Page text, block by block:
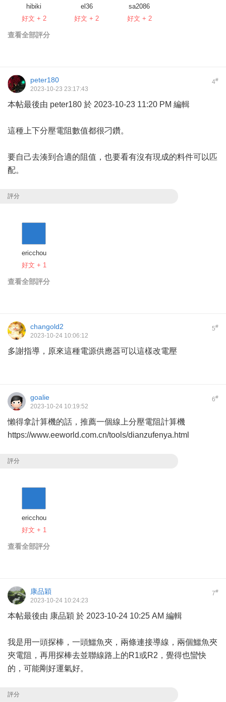
hibiki
好文 + 2
el36
好文 + 2
sa2086
好文 + 2
查看全部評分
4#
peter180
2023-10-23 23:17:43
本帖最後由 peter180 於 2023-10-23 11:20 PM 編輯
這種上下分壓電阻數值都很刁鑽。
要自己去湊到合適的阻值，也要看有沒有現成的料件可以匹
配。
評分
ericchou
好文 + 1
查看全部評分
5#
changold2
2023-10-24 10:06:12
多謝指導，原來這種電源供應器可以這樣改電壓
6#
goalie
2023-10-24 10:19:52
懶得拿計算機的話，推薦一個線上分壓電阻計算機
https://www.eeworld.com.cn/tools/dianzufenya.html
評分
ericchou
好文 + 1
查看全部評分
7#
康品穎
2023-10-24 10:24:23
本帖最後由 康品穎 於 2023-10-24 10:25 AM 編輯
我是用一頭探棒，一頭鱷魚夾，兩條連接導線，兩個鱷魚夾
夾電阻，再用探棒去並聯線路上的R1或R2，覺得也蠻快
的，可能剛好運氣好。
評分